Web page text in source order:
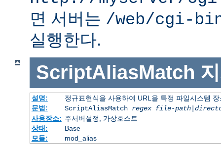
면 서버는 /web/cgi-
실행한다.
ScriptAliasMatch
설명:
정규표현식을 사용하여 URL을 특정 파일시스템
문법:
ScriptAliasMatch regex file-path|
사용장소: 주서버설정, 가상호스트
상태:
Base
모듈:
mod_alias